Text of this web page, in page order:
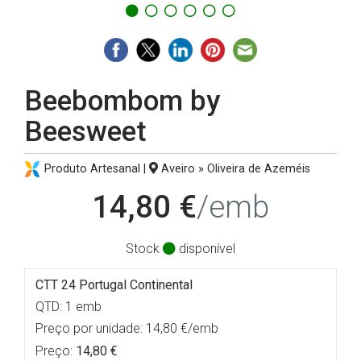
Beebombom by
Beesweet
Produto Artesanal | Aveiro » Oliveira de Azeméis
14,80 €/emb
Stock disponível
CTT 24 Portugal Continental
QTD: 1 emb
Preço por unidade: 14,80 €/emb
Preço: 14,80 €